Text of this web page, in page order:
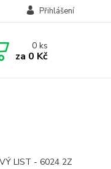
Přihlášení
0ks
za 0 Kč
LIST - 6024 2Z